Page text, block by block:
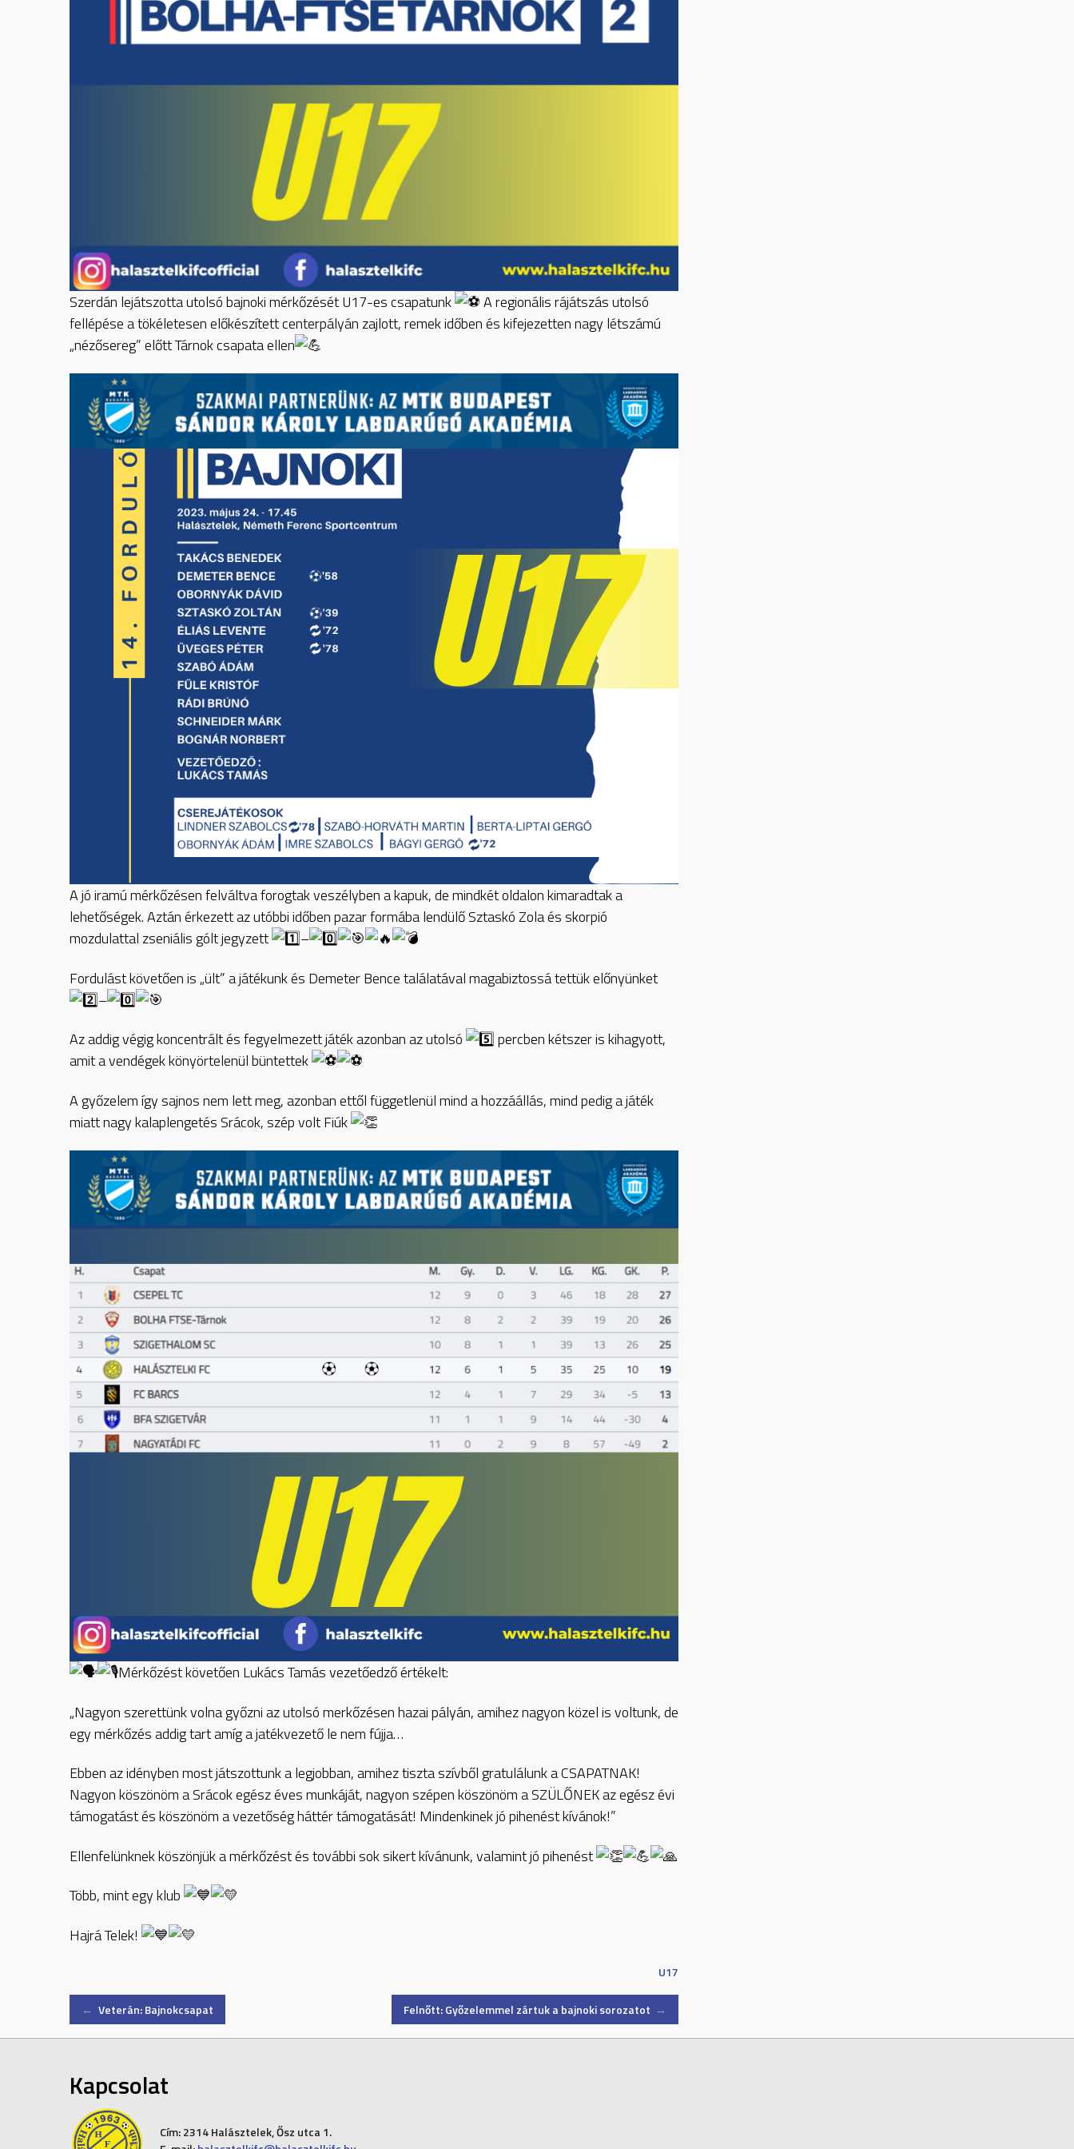
Szerdán lejátszotta utolsó bajnoki mérkőzését U17-es csapatunk
A regionális rájátszás utolsó
fellépése a tökéletesen előkészített centerpályán zajlott, remek időben és kifejezetten nagy létszámú
„nézősereg” előtt Tárnok csapata ellen
A jó iramú mérkőzésen felváltva forogtak veszélyben a kapuk, de mindkét oldalon kimaradtak a
lehetőségek. Aztán érkezett az utóbbi időben pazar formába lendülő Sztaskó Zola és skorpió
mozdulattal zseniális gólt jegyzett
–
Fordulást követően is „ült” a játékunk és Demeter Bence találatával magabiztossá tettük előnyünket
–
Az addig végig koncentrált és fegyelmezett játék azonban az utolsó
percben kétszer is kihagyott,
amit a vendégek könyörtelenül büntettek
A győzelem így sajnos nem lett meg, azonban ettől függetlenül mind a hozzáállás, mind pedig a játék
miatt nagy kalaplengetés Srácok, szép volt Fiúk
Mérkőzést követően Lukács Tamás vezetőedző értékelt:
„Nagyon szerettünk volna győzni az utolsó merkőzésen hazai pályán, amihez nagyon közel is voltunk, de
egy mérkőzés addig tart amíg a jatékvezető le nem fújja…
Ebben az idényben most játszottunk a legjobban, amihez tiszta szívből gratulálunk a CSAPATNAK!
Nagyon köszönöm a Srácok egész éves munkáját, nagyon szépen köszönöm a SZÜLŐNEK az egész évi
támogatást és köszönöm a vezetőség háttér támogatását! Mindenkinek jó pihenést kívánok!”
Ellenfelünknek köszönjük a mérkőzést és további sok sikert kívánunk, valamint jó pihenést
Több, mint egy klub
Hajrá Telek!
U17
Post
← Veterán: Bajnokcsapat Felnőtt: Győzelemmel zártuk a bajnoki sorozatot →
Kapcsolat
Cím:2314 Halásztelek, Ősz utca 1.